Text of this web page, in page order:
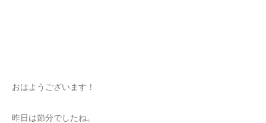
おはようございます！
昨日は節分でしたね。